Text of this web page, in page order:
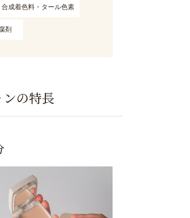
合成着色料・タール色素
剤
の特長